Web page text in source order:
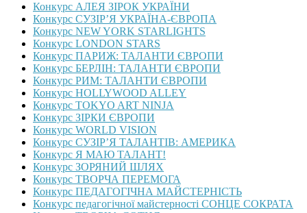
Конкурс АЛЕЯ ЗІРОК УКРАЇНИ
Конкурс СУЗІР’Я УКРАЇНА-ЄВРОПА
Конкурс NEW YORK STARLIGHTS
Конкурс LONDON STARS
Конкурс ПАРИЖ: ТАЛАНТИ ЄВРОПИ
Конкурс БЕРЛІН: ТАЛАНТИ ЄВРОПИ
Конкурс РИМ: ТАЛАНТИ ЄВРОПИ
Конкурс HOLLYWOOD ALLEY
Конкурс TOKYO ART NINJA
Конкурс ЗІРКИ ЄВРОПИ
Конкурс WORLD VISION
Конкурс СУЗІР’Я ТАЛАНТІВ: АМЕРИКА
Конкурс Я МАЮ ТАЛАНТ!
Конкурс ЗОРЯНИЙ ШЛЯХ
Конкурс ТВОРЧА ПЕРЕМОГА
Конкурс ПЕДАГОГІЧНА МАЙСТЕРНІСТЬ
Конкурс педагогічної майстерності СОНЦЕ СОКРАТА